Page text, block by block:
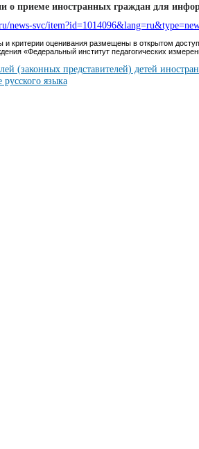
о приеме иностранных граждан для
news-svc/
и критерии оценивания размещены в открытом
«Федеральный институт педагогических
(законных представителей) детей
русского языка